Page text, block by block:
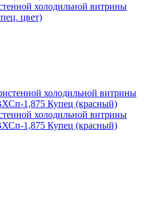
холодильной витрины
цвет)
холодильной витрины
1,875 Купец (красный)